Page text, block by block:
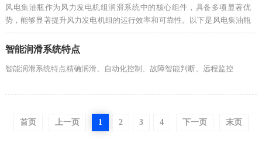
风电集油瓶作为风力发电机组润滑系统中的核心组件，具备多项显著优
势，能够显著提升风力发电机组的运行效率和可靠性。以下是风电集油瓶
的主要优势及其在风力发电领域中的重
智能润滑系统特点
智能润滑系统特点精确润滑、自动化控制、故障智能判断、远程监控
首页 上一页 1 2 3 4 下一页 末页